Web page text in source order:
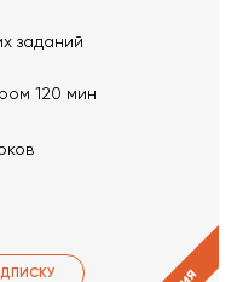
заданий
120 мин